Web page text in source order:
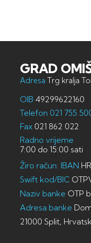
GRAD
Adresa Trg kralja
OIB 49299622160
Telefon 021 755
Fax 021 862 022
Radno vrijeme
7:00 do 15:00 sati
Žiro račun: IBAN
Swift kod/BIC
Naziv banke OTP
Adresa banke
21000 Split,